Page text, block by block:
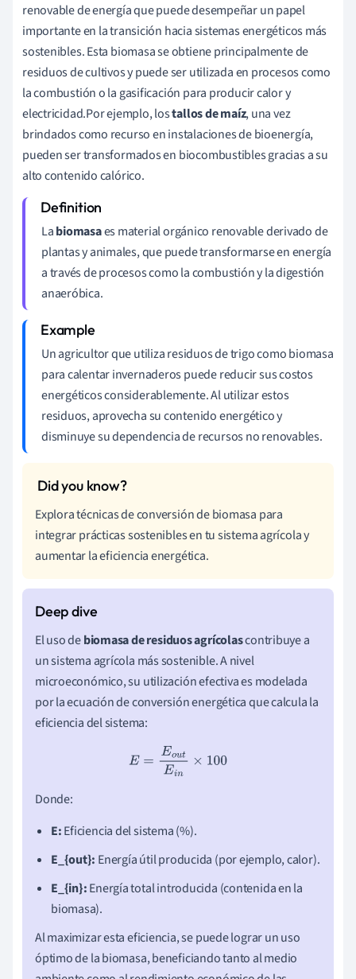
renovable de energía que puede desempeñar un papel
importante en la transición hacia sistemas energéticos más
sostenibles. Esta biomasa se obtiene principalmente de
residuos de cultivos y puede ser utilizada en procesos como
la combustión o la gasificación para producir calor y
electricidad.Por ejemplo, lostallos de maíz, una vez
brindados como recurso en instalaciones de bioenergía,
pueden ser transformados en biocombustibles gracias a su
alto contenido calórico.
Labiomasaes material orgánico renovable derivado de
plantas y animales, que puede transformarse en energía
a través de procesos como la combustión y la digestión
anaeróbica.
Un agricultor que utiliza residuos de trigo como biomasa
para calentar invernaderos puede reducir sus costos
energéticos considerablemente. Al utilizar estos
residuos, aprovecha su contenido energético y
disminuye su dependencia de recursos no renovables.
Explora técnicas de conversión de biomasa para
integrar prácticas sostenibles en tu sistema agrícola y
aumentar la eficiencia energética.
El uso debiomasa de residuos agrícolascontribuye a
un sistema agrícola más sostenible. A nivel
microeconómico, su utilización efectiva es modelada
por la ecuación de conversión energética que calcula la
eficiencia del sistema:
E=E outEin ×100
Donde:
E:Eficiencia del sistema (%).
E_{out}: Energía útil producida (por ejemplo, calor).
E_{in}:Energía total introducida (contenida en la
biomasa).
Al maximizar esta eficiencia, se puede lograr un uso
óptimo de la biomasa, beneficiando tanto al medio